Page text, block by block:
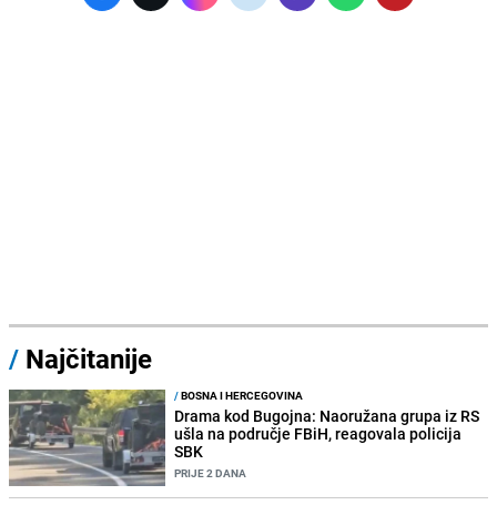
/ Najčitanije
/BOSNA I HERCEGOVINA
Drama kod Bugojna: Naoružana grupa iz RS
ušla na područje FBiH, reagovala policija
SBK
PRIJE 2 DANA